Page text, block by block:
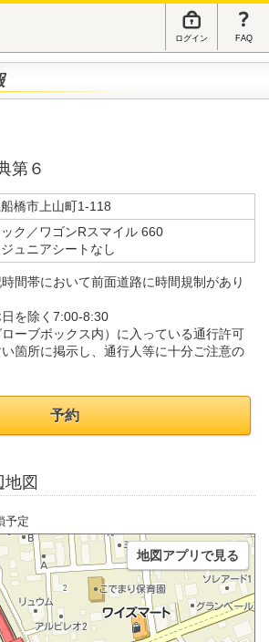
ログイン FAQ
第６
橋市上山町1-118
ク／ワゴンRスマイル 660
ジュニアシートなし
間帯において前面道路に時間規制があり
を除く7:00-8:30
ーブボックス内）に入っている通行許可
箇所に掲示し、通行人等に十分ご注意の
予約
図
予定
地図アプリで見る